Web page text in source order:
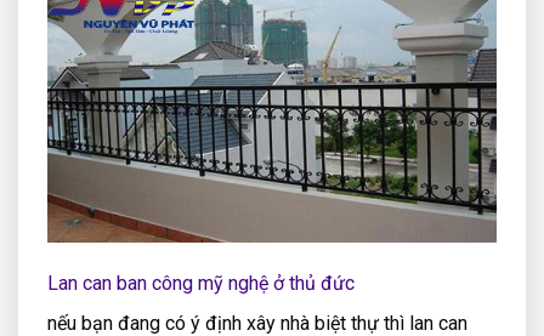
Lan can ban công mỹ nghệ ở thủ đức
nếu bạn đang có ý định xây nhà biệt thự thì lan can